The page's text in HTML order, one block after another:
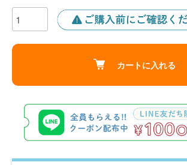
カートに入れる